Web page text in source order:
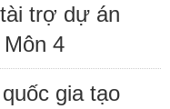
trợ dự án
4
gia tạo